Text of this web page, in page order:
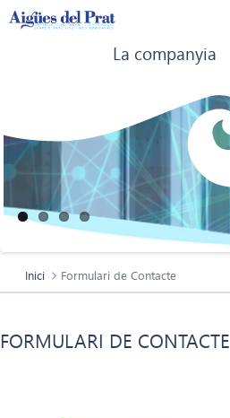
La companyia
Inici Formulari de Contacte
FORMULARI DE CONTACTE